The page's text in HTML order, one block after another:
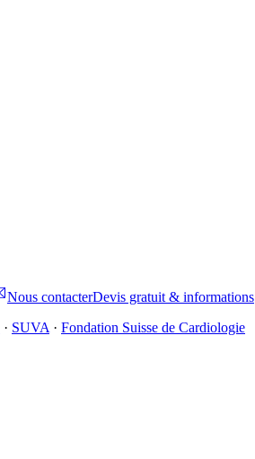
Nous contacterDevis gratuit & informations
· SUVA · Fondation Suisse de Cardiologie